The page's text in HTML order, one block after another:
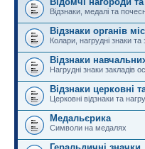
Відзнаки, медалі та
Відзнаки органів
Колари, нагрудні знаки
Відзнаки
Нагрудні знаки закладів
Відзнаки церковні
Церковні відзнаки та
Медальєрика
Символи на медалях
Геральдичні значки